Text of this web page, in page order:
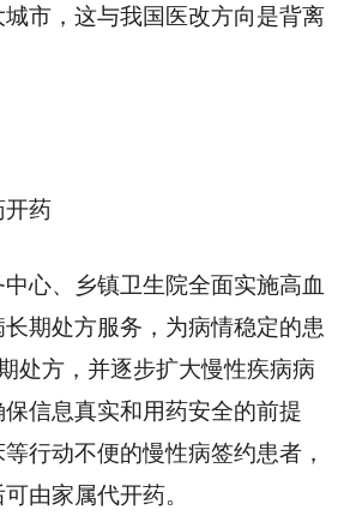
市，这与我国医改方向是背离
开药
心、乡镇卫生院全面实施高血
期处方服务，为病情稳定的患
处方，并逐步扩大慢性疾病病
信息真实和用药安全的前提
行动不便的慢性病签约患者，
由家属代开药。